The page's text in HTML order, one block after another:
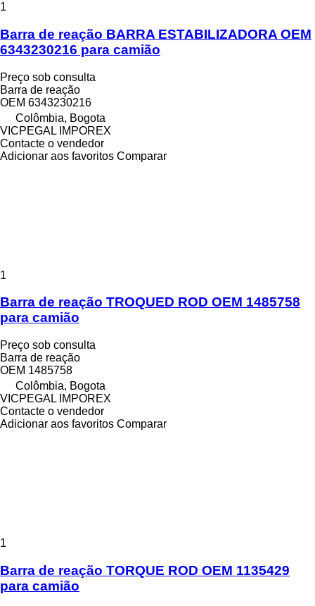
1
Barra de reação BARRA ESTABILIZADORA OEM
6343230216 para camião
Preço sob consulta
Barra de reação
OEM 6343230216
Colômbia, Bogota
VICPEGAL IMPOREX
Contacte o vendedor
Adicionar aos favoritos Comparar
1
Barra de reação TROQUED ROD OEM 1485758
para camião
Preço sob consulta
Barra de reação
OEM 1485758
Colômbia, Bogota
VICPEGAL IMPOREX
Contacte o vendedor
Adicionar aos favoritos Comparar
1
Barra de reação TORQUE ROD OEM 1135429
para camião